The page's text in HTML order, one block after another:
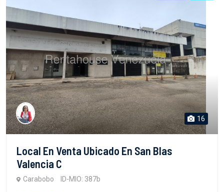
16
Local En Venta Ubicado En San Blas
Valencia C
Carabobo ID-MIO: 387b